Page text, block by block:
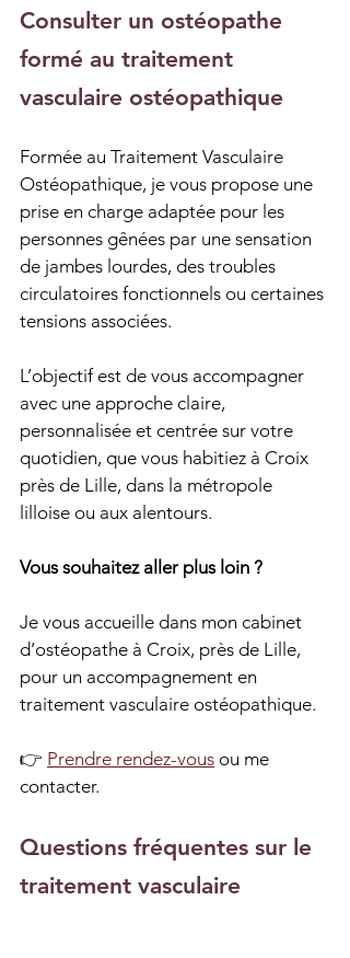
Consulter un ostéopathe
formé au traitement
vasculaire ostéopathique
Formée au Traitement Vasculaire
Ostéopathique, je vous propose une
prise en charge adaptée pour les
personnes gênées par une sensation
de jambes lourdes, des troubles
circulatoires fonctionnels ou certaines
tensions associées.
L’objectif est de vous accompagner
avec une approche claire,
personnalisée et centrée sur votre
quotidien, que vous habitiez à Croix
près de Lille, dans la métropole
lilloise ou aux alentours.
Vous souhaitez aller plus loin ?
Je vous accueille dans mon cabinet
d’ostéopathe à Croix, près de Lille,
pour un accompagnement en
traitement vasculaire ostéopathique.
👉 Prendre rendez-vous ou me
contacter.
Questions fréquentes sur le
traitement vasculaire